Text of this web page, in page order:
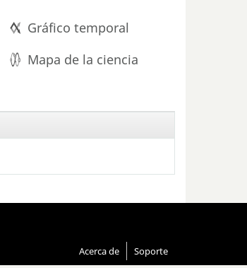
Gráfico temporal
Mapa de la ciencia
Acerca de Soporte